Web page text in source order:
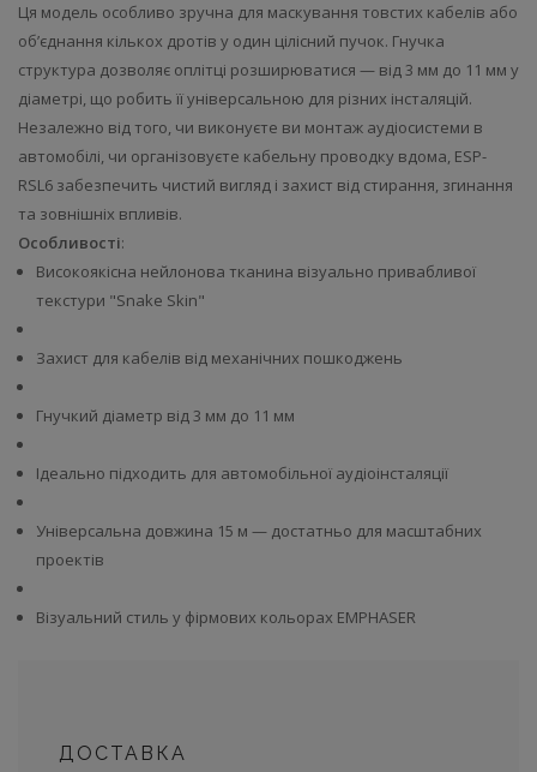
Ця модель особливо зручна для маскування товстих кабелів або
об’єднання кількох дротів у один цілісний пучок. Гнучка
структура дозволяє оплітці розширюватися — від 3 мм до 11 мм у
діаметрі, що робить її універсальною для різних інсталяцій.
Незалежно від того, чи виконуєте ви монтаж аудіосистеми в
автомобілі, чи організовуєте кабельну проводку вдома, ESP-
RSL6 забезпечить чистий вигляд і захист від стирання, згинання
та зовнішніх впливів.
Особливості:
Високоякісна нейлонова тканина візуально привабливої
текстури "Snake Skin"
Захист для кабелів від механічних пошкоджень
Гнучкий діаметр від 3 мм до 11 мм
Ідеально підходить для автомобільної аудіоінсталяції
Універсальна довжина 15 м — достатньо для масштабних
проектів
Візуальний стиль у фірмових кольорах EMPHASER
ДОСТАВКА